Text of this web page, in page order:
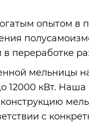
опытом в
в переработке
мельницы
12000 кВт.
с